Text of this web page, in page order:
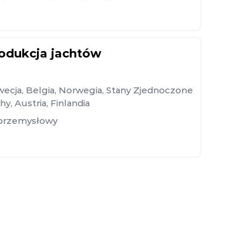
jachtów
, Belgia, Norwegia, Stany Zjednoczone
, Austria, Finlandia